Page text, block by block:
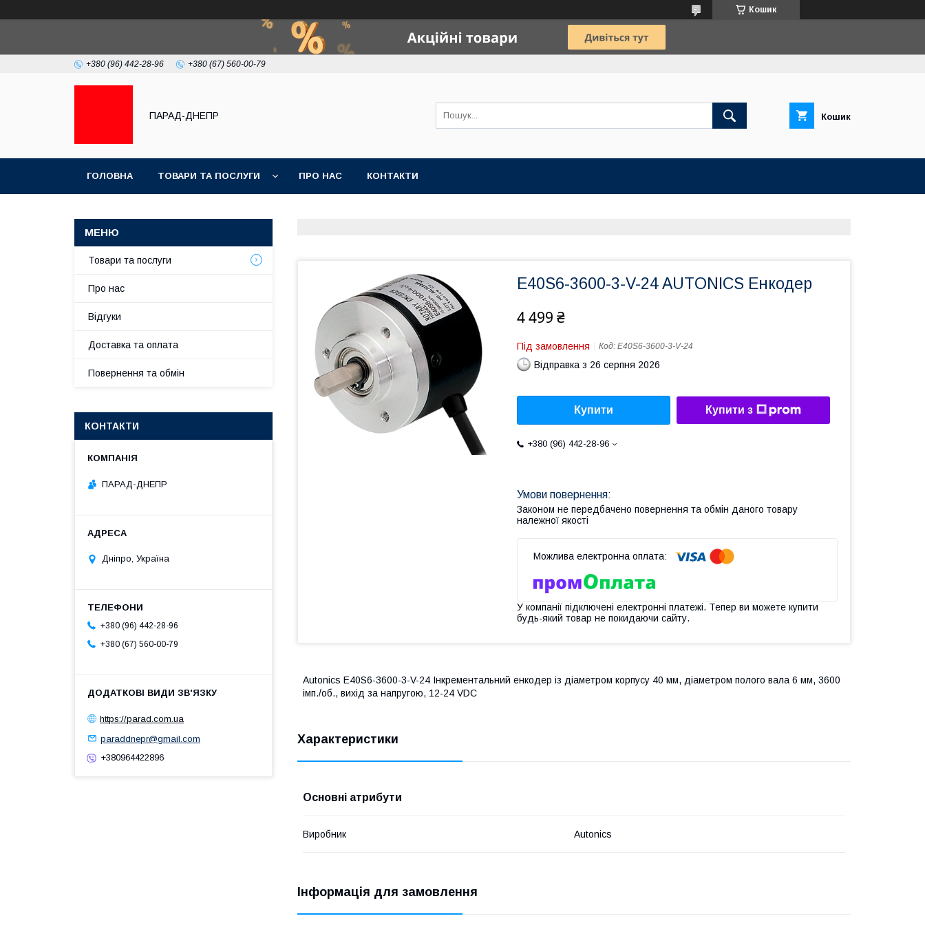
Кошик
+380 (96) 442-28-96 +380 (67) 560-00-79
ПАРАД-ДНЕПР Кошик
ГОЛОВНА ТОВАРИ ТА ПОСЛУГИ ПРО НАС КОНТАКТИ
E40S6-3600-3-V-24 AUTONICS Енкодер
4 499 ₴
Під замовлення Код: E40S6-3600-3-V-24
Відправка з 26 серпня 2026
Купити Купити з
+380 (96) 442-28-96
Законом не передбачено повернення та обмін даного товару
належної якості
У компанії підключені електронні платежі. Тепер ви можете купити
будь-який товар не покидаючи сайту.
Autonics E40S6-3600-3-V-24 Інкрементальний енкодер із діаметром корпусу 40 мм, діаметром полого вала 6 мм, 3600
імп./об., вихід за напругою, 12-24 VDC
Характеристики
Основні атрибути
Виробник Autonics
Інформація для замовлення
Товари та послуги
Про нас
Відгуки
Доставка та оплата
Повернення та обмін
КОНТАКТИ
ПАРАД-ДНЕПР
Дніпро, Україна
+380 (96) 442-28-96
+380 (67) 560-00-79
https://parad.com.ua
paraddnepr@gmail.com
+380964422896